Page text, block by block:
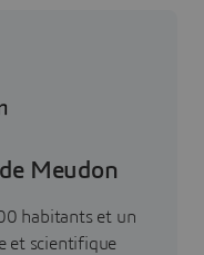
Meudon
habitants et un
et scientifique